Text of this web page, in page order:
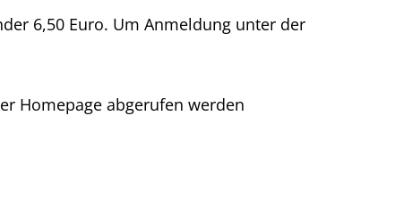
6,50 Euro. Um Anmeldung unter der
Homepage abgerufen werden